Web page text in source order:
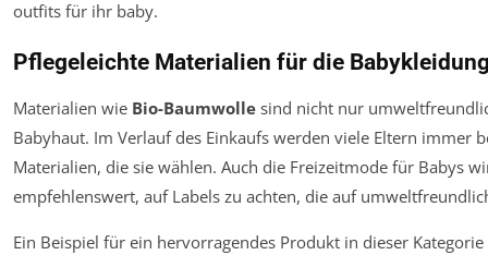
Pflegeleichte Materialien für die
Materialien wie Bio-Baumwolle sind nicht nur
Babyhaut. Im Verlauf des Einkaufs werden viele Eltern immer
Materialien, die sie wählen. Auch die Freizeitmode für Babys
empfehlenswert, auf Labels zu achten, die auf
Ein Beispiel für ein hervorragendes Produkt in dieser